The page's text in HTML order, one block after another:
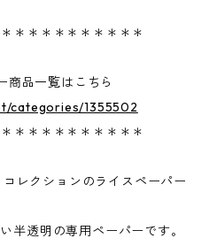
＊＊＊＊＊＊＊＊＊＊
品一覧はこちら
categories/1355502
＊＊＊＊＊＊＊＊＊＊
レクションのライスペーパー
半透明の専用ペーパーです。